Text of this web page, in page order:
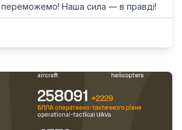
переможемо! Наша сила — в правді!